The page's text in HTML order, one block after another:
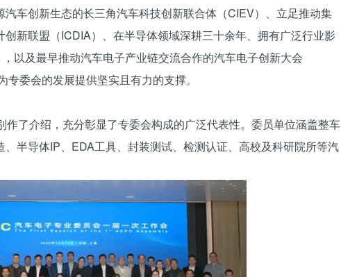
车创新生态的长三角汽车科技创新联合体（CIEV）、立足推动集
新联盟（ICDIA）、在半导体领域深耕三十余年、拥有广泛行业影
以及最早推动汽车电子产业链交流合作的汽车电子创新大会
专委会的发展提供坚实且有力的支撑。
了介绍，充分彰显了专委会构成的广泛代表性。委员单位涵盖整车
半导体IP、EDA工具、封装测试、检测认证、高校及科研院所等汽